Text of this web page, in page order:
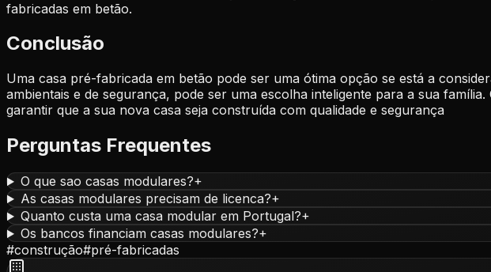
fabricadas em betão.
Conclusão
Uma casa pré-fabricada em betão pode ser uma ótima opção se está a
ambientais e de segurança, pode ser uma escolha inteligente para a sua
garantir que a sua nova casa seja construída com qualidade e segurança
Perguntas Frequentes
O que sao casas modulares?+
As casas modulares precisam de licenca?+
Quanto custa uma casa modular em Portugal?+
Os bancos financiam casas modulares?+
#construção#pré-fabricadas